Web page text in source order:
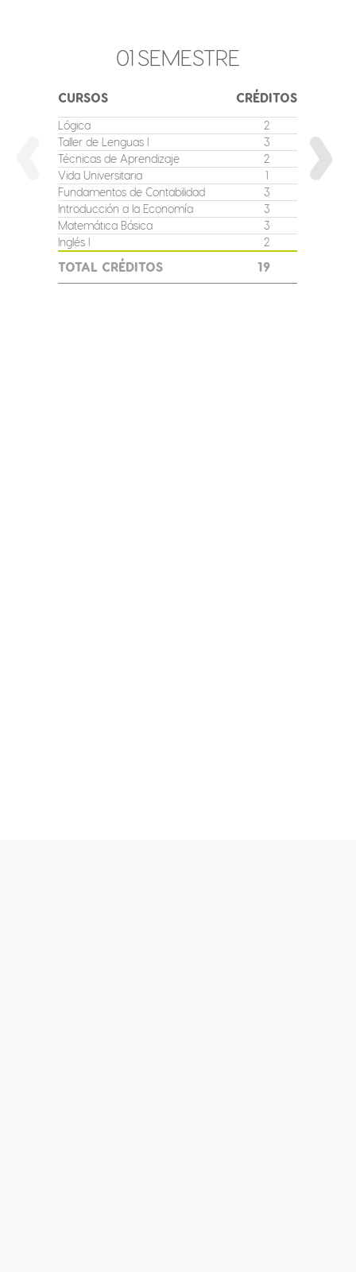
01SEMESTRE
CURSOS CRÉDITOS
Lógica
2
Taller de Lenguas I
3
Técnicas de Aprendizaje
2
Vida Universitaria
1
Fundamentos de Contabilidad
3
Introducción a la Economía
3
Matemática Básica
3
Inglés I
2
TOTAL CRÉDITOS 19
Taller